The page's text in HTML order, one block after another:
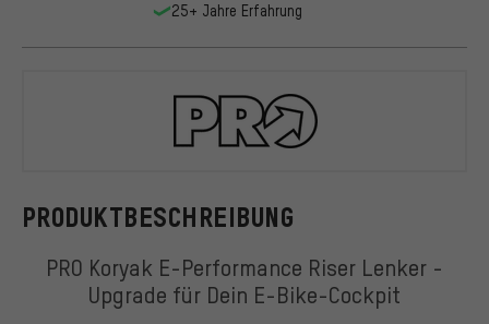
PRODUKTBESCHREIBUNG
PRO Koryak E-Performance Riser Lenker -
Upgrade für Dein E-Bike-Cockpit
25+ Jahre Erfahrung